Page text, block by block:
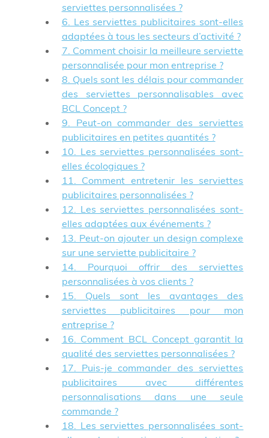
serviettes personnalisées ?
6. Les serviettes publicitaires sont-elles
adaptées à tous les secteurs d’activité ?
7. Comment choisir la meilleure serviette
personnalisée pour mon entreprise ?
8. Quels sont les délais pour commander
des serviettes personnalisables avec
BCL Concept ?
9. Peut-on commander des serviettes
publicitaires en petites quantités ?
10. Les serviettes personnalisées sont-
elles écologiques ?
11. Comment entretenir les serviettes
publicitaires personnalisées ?
12. Les serviettes personnalisées sont-
elles adaptées aux événements ?
13. Peut-on ajouter un design complexe
sur une serviette publicitaire ?
14. Pourquoi offrir des serviettes
personnalisées à vos clients ?
15. Quels sont les avantages des
serviettes publicitaires pour mon
entreprise ?
16. Comment BCL Concept garantit la
qualité des serviettes personnalisées ?
17. Puis-je commander des serviettes
publicitaires avec différentes
personnalisations dans une seule
commande ?
18. Les serviettes personnalisées sont-